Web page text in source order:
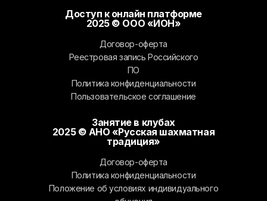
Доступ к онлайн платформе
2025 © ООО «ИОН»
Договор-оферта
Реестровая запись Российского
ПО
Политика конфиденциальности
Пользовательское соглашение
Занятие в клубах
2025 © АНО «Русская шахматная
традиция»
Договор-оферта
Политика конфиденциальности
Положение об условиях индивидуального